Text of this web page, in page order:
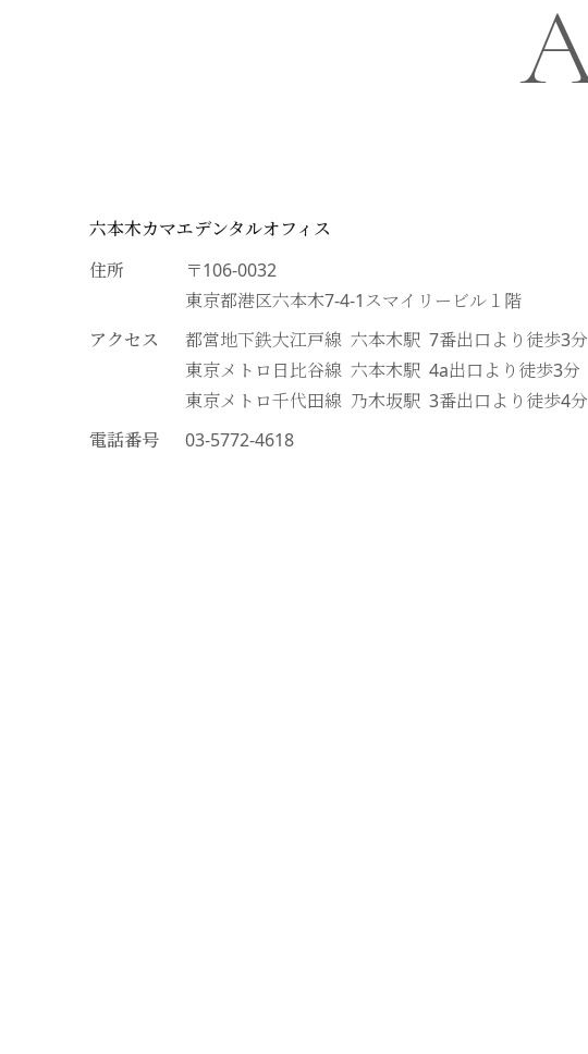
六本木カマエデンタルオフィス
住所
〒106-0032
東京都港区六本木7-4-1スマイリービル１階
アクセス
都営地下鉄大江戸線 六本木駅 7番出口より徒歩3分
東京メトロ日比谷線 六本木駅 4a出口より徒歩3分
東京メトロ千代田線 乃木坂駅 3番出口より徒歩4分
電話番号
03-5772-4618